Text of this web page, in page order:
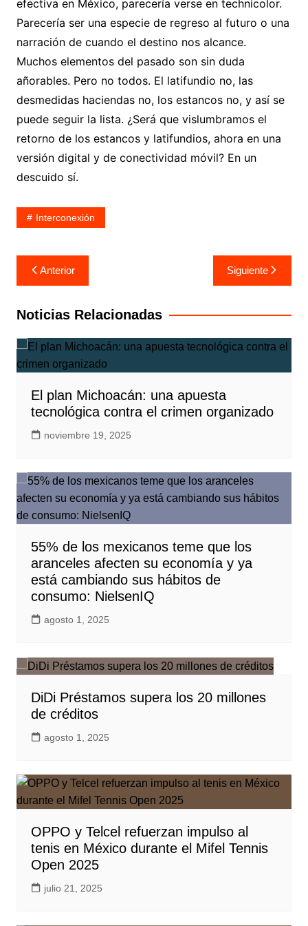
efectiva en México, parecería verse en technicolor.
Parecería ser una especie de regreso al futuro o una
narración de cuando el destino nos alcance.
Muchos elementos del pasado son sin duda
añorables. Pero no todos. El latifundio no, las
desmedidas haciendas no, los estancos no, y así se
puede seguir la lista. ¿Será que vislumbramos el
retorno de los estancos y latifundios, ahora en una
versión digital y de conectividad móvil? En un
descuido sí.
Interconexión
Navegación
de
entradas
Anterior Siguiente
Noticias Relacionadas
El plan Michoacán: una apuesta
tecnológica contra el crimen organizado
noviembre 19, 2025
55% de los mexicanos teme que los
aranceles afecten su economía y ya
está cambiando sus hábitos de
consumo: NielsenIQ
agosto 1, 2025
DiDi Préstamos supera los 20 millones
de créditos
agosto 1, 2025
OPPO y Telcel refuerzan impulso al
tenis en México durante el Mifel Tennis
Open 2025
julio 21, 2025